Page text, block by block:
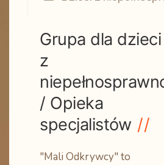
Grupa dla dzieci
z
/ Opieka
specjalistów
"Mali Odkrywcy" to